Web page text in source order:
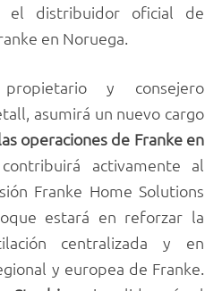
el distribuidor oficial de
en Noruega.
y consejero
asumirá un nuevo cargo
operaciones de Franke en
activamente al
Franke Home Solutions
estará en reforzar la
centralizada y en
y europea de Franke.